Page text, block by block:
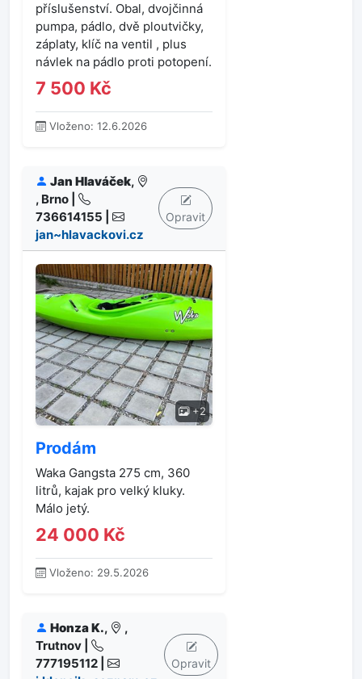
příslušenství. Obal, dvojčinná
pumpa, pádlo, dvě ploutvičky,
záplaty, klíč na ventil , plus
návlek na pádlo proti potopení.
7 500 Kč
Vloženo: 12.6.2026
Jan Hlaváček,
, Brno |
736614155 |
jan~hlavackovi.cz
Opravit
+2
Prodám
Waka Gangsta 275 cm, 360
litrů, kajak pro velký kluky.
Málo jetý.
24 000 Kč
Vloženo: 29.5.2026
Honza K.,
,
Trutnov |
777195112 |
Opravit